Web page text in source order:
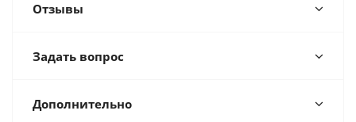
Отзывы
Задать вопрос
Дополнительно